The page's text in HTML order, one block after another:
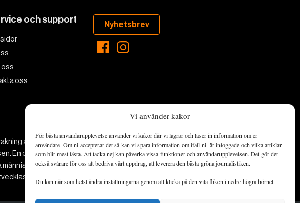
Vi använder kakor
För bästa användarupplevelse använder vi kakor där vi lagrar och läser in information om er
användare. Om ni accepterar det så kan vi spara information om ifall ni är inloggade och vilka artiklar
som blir mest lästa. Att tacka nej kan påverka vissa funktioner och användarupplevelsen. Det gör det
också svårare för oss att bedriva vårt uppdrag, att leverera den bästa gröna journalistiken.
Du kan när som helst ändra inställningarna genom att klicka på den vita fliken i nedre högra hörnet.
och support
sidor
oss
Nyhetsbrev
av det viktigaste som händer
En omställning till ett hållbart
minskade ekonomiska
och frodas.